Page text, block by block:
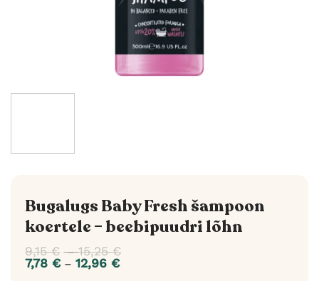
Bugalugs Baby Fresh šampoon
koertele – beebipuudri lõhn
9,15€ – 15,25€
7,78 € – 12,96 €Hinnavahemik: